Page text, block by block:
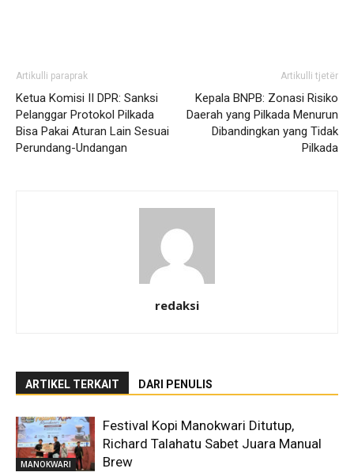
Artikulli paraprak
Ketua Komisi II DPR: Sanksi
Pelanggar Protokol Pilkada
Bisa Pakai Aturan Lain Sesuai
Perundang-Undangan
Artikulli tjetër
Kepala BNPB: Zonasi Risiko
Daerah yang Pilkada Menurun
Dibandingkan yang Tidak
Pilkada
redaksi
ARTIKEL TERKAIT DARI PENULIS
MANOKWARI
Festival Kopi Manokwari Ditutup,
Richard Talahatu Sabet Juara Manual
Brew